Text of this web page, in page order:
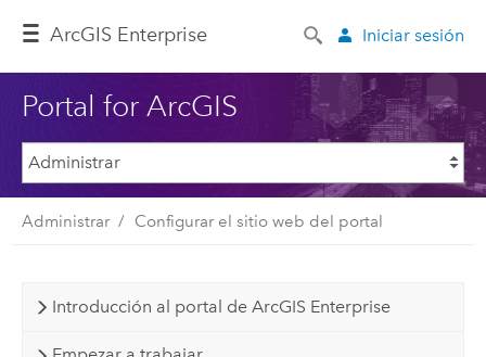
ArcGIS Enterprise Iniciar sesión
Portal for ArcGIS
Administrar Configurar el sitio web del portal
Introducción al portal de ArcGIS Enterprise